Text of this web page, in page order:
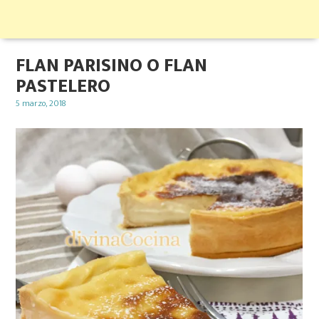
FLAN PARISINO O FLAN
PASTELERO
Posted
5 marzo, 2018